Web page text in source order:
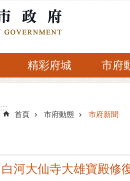
精彩府城 市府
:::
首頁 市府動態 市府新聞
白河大仙寺大雄寶殿修